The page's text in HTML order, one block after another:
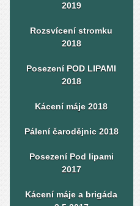
2019
Rozsvícení stromku
2018
Posezení POD LIPAMI
2018
Kácení máje 2018
Pálení čarodějnic 2018
Posezení Pod lipami
2017
Kácení máje a brigáda